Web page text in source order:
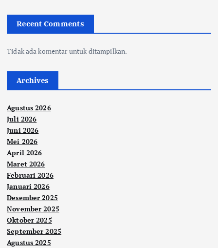
Recent Comments
Tidak ada komentar untuk ditampilkan.
Archives
Agustus 2026
Juli 2026
Juni 2026
Mei 2026
April 2026
Maret 2026
Februari 2026
Januari 2026
Desember 2025
November 2025
Oktober 2025
September 2025
Agustus 2025